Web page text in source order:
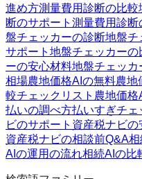
進め方測量費用診断の比較
断のサポート 測量費用診断
盤チェッカーの診断地盤チ
サポート 地盤チェッカーの
ーの安心材料地盤チェッカ
相場農地価格AIの無料農地
較チェックリスト 農地価格
払いの調べ方払いすぎチェ
ビのサポート 資産税ナビの
資産税ナビの相談前Q&A相
AIの運用の流れ相続AIの比